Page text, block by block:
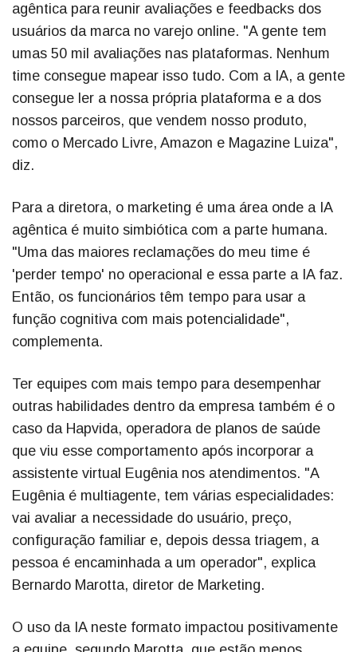
agêntica para reunir avaliações e feedbacks dos
usuários da marca no varejo online. "A gente tem
umas 50 mil avaliações nas plataformas. Nenhum
time consegue mapear isso tudo. Com a IA, a gente
consegue ler a nossa própria plataforma e a dos
nossos parceiros, que vendem nosso produto,
como o Mercado Livre, Amazon e Magazine Luiza",
diz.
Para a diretora, o marketing é uma área onde a IA
agêntica é muito simbiótica com a parte humana.
"Uma das maiores reclamações do meu time é
'perder tempo' no operacional e essa parte a IA faz.
Então, os funcionários têm tempo para usar a
função cognitiva com mais potencialidade",
complementa.
Ter equipes com mais tempo para desempenhar
outras habilidades dentro da empresa também é o
caso da Hapvida, operadora de planos de saúde
que viu esse comportamento após incorporar a
assistente virtual Eugênia nos atendimentos. "A
Eugênia é multiagente, tem várias especialidades:
vai avaliar a necessidade do usuário, preço,
configuração familiar e, depois dessa triagem, a
pessoa é encaminhada a um operador", explica
Bernardo Marotta, diretor de Marketing.
O uso da IA neste formato impactou positivamente